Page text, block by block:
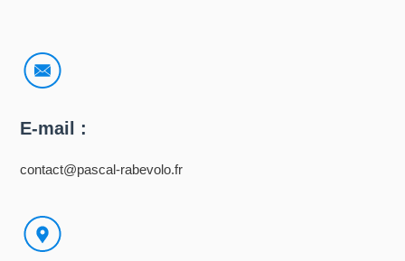
E-mail :
contact@pascal-rabevolo.fr